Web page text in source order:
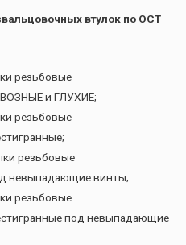
втулок по ОСТ
резьбовые
и ГЛУХИЕ;
резьбовые
резьбовые
невыпадающие винты;
резьбовые
под невыпадающие